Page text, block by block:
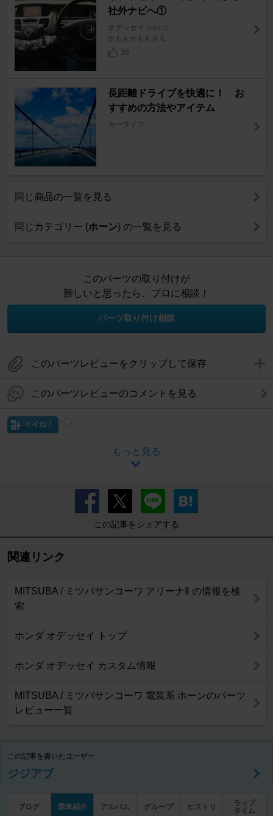
社外ナビへ①
オデッセイ [RB1/2]
かもんかもんさん
36
長距離ドライブを快適に！ お
すすめの方法やアイテム
カーライフ
同じ商品の一覧を見る
同じカテゴリー (ホーン) の一覧を見る
このパーツの取り付けが
難しいと思ったら、プロに相談！
パーツ取り付け相談
このパーツレビューをクリップして保存
このパーツレビューのコメントを見る
イイね！
もっと見る
この記事をシェアする
関連リンク
MITSUBA / ミツバサンコーワ アリーナⅡ の情報を検
索
ホンダ オデッセイ トップ
ホンダ オデッセイ カスタム情報
MITSUBA / ミツバサンコーワ 電装系 ホーンのパーツ
レビュー一覧
この記事を書いたユーザー
ジジアブ
ブログ 愛車紹介 アルバム グループ ヒストリ
ラップ
タイム